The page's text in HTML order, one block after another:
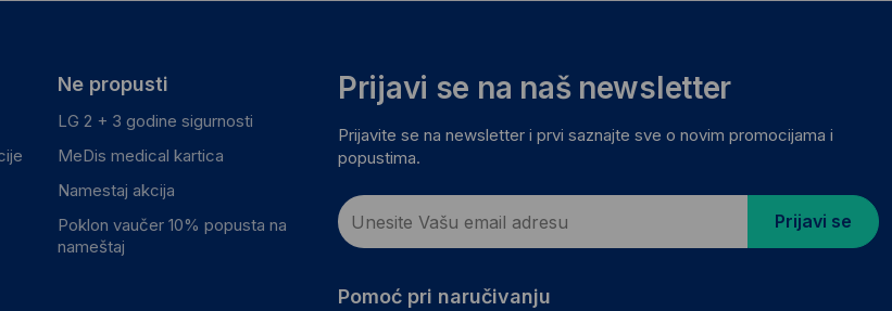
Ne propusti
LG 2 + 3 godine sigurnosti
MeDis medical kartica
Namestaj akcija
Poklon vaučer 10% popusta na
nameštaj
Prijavi se na naš newsletter
Prijavite se na newsletter i prvi saznajte sve o novim promocijama i
popustima.
Prijavi se
Pomoć pri naručivanju